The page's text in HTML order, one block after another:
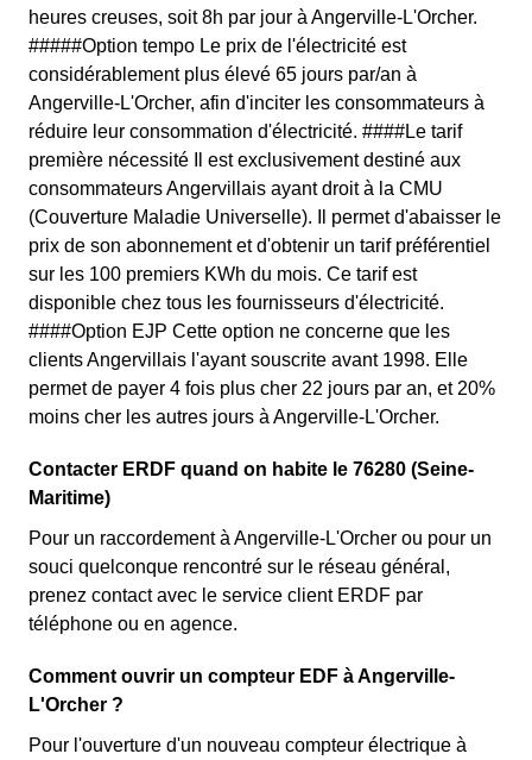
heures creuses, soit 8h par jour à Angerville-L'Orcher.
#####Option tempo Le prix de l'électricité est
considérablement plus élevé 65 jours par/an à
Angerville-L'Orcher, afin d'inciter les consommateurs à
réduire leur consommation d'électricité. ####Le tarif
première nécessité Il est exclusivement destiné aux
consommateurs Angervillais ayant droit à la CMU
(Couverture Maladie Universelle). Il permet d'abaisser le
prix de son abonnement et d'obtenir un tarif préférentiel
sur les 100 premiers KWh du mois. Ce tarif est
disponible chez tous les fournisseurs d'électricité.
####Option EJP Cette option ne concerne que les
clients Angervillais l'ayant souscrite avant 1998. Elle
permet de payer 4 fois plus cher 22 jours par an, et 20%
moins cher les autres jours à Angerville-L'Orcher.
Contacter ERDF quand on habite le 76280 (Seine-
Maritime)
Pour un raccordement à Angerville-L'Orcher ou pour un
souci quelconque rencontré sur le réseau général,
prenez contact avec le service client ERDF par
téléphone ou en agence.
Comment ouvrir un compteur EDF à Angerville-
L'Orcher ?
Pour l'ouverture d'un nouveau compteur électrique à